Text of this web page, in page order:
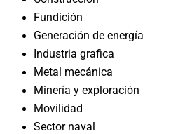
Fundición
Generación de energía
Industria grafica
Metal mecánica
Minería y exploración
Movilidad
Sector naval